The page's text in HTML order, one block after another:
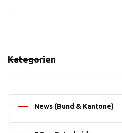
Kategorien
News (Bund & Kantone)